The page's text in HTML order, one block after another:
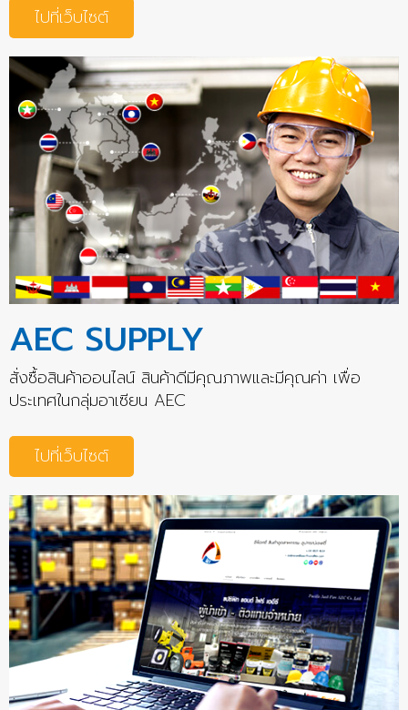
ไปที่เว็บไซต์
AEC SUPPLY
สั่งซื้อสินค้าออนไลน์ สินค้าดีมีคุณภาพและมีคุณค่า เพื่อ
ประเทศในกลุ่มอาเซียน AEC
ไปที่เว็บไซต์